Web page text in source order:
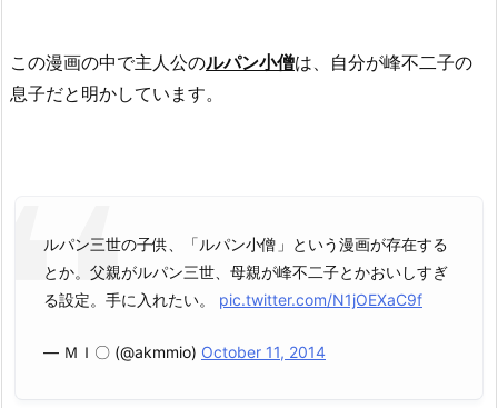
この漫画の中で主人公のルパン小僧は、自分が峰不二子の
息子だと明かしています。
ルパン三世の子供、「ルパン小僧」という漫画が存在する
とか。父親がルパン三世、母親が峰不二子とかおいしすぎ
る設定。手に入れたい。 pic.twitter.com/N1jOEXaC9f
— ＭＩ〇 (@akmmio) October 11, 2014